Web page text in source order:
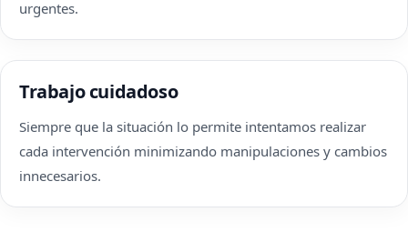
urgentes.
Trabajo cuidadoso
Siempre que la situación lo permite intentamos realizar
cada intervención minimizando manipulaciones y cambios
innecesarios.